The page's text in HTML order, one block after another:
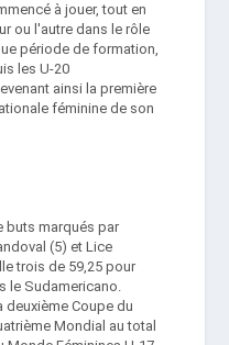
à jouer, tout en
ou l'autre dans le rôle
période de formation,
les U-20
ainsi la première
féminine de son
buts marqués par
(5) et Lice
trois de 59,25 pour
le Sudamericano.
Coupe du
Mondial au total